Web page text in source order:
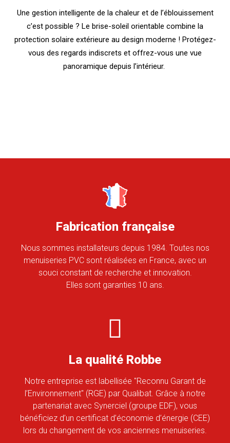
Une gestion intelligente de la chaleur et de l’éblouissement
c’est possible ? Le brise-soleil orientable combine la
protection solaire extérieure au design moderne ! Protégez-
vous des regards indiscrets et offrez-vous une vue
panoramique depuis l’intérieur.
Fabrication française
Nous sommes installateurs depuis 1984. Toutes nos
menuiseries PVC sont réalisées en France, avec un
souci constant de recherche et innovation.
Elles sont garanties 10 ans.
La qualité Robbe
Notre entreprise est labellisée "Reconnu Garant de
l’Environnement" (RGE) par Qualibat. Grâce à notre
partenariat avec Synerciel (groupe EDF), vous
bénéficiez d’un certificat d’économie d’énergie (CEE)
lors du changement de vos anciennes menuiseries.